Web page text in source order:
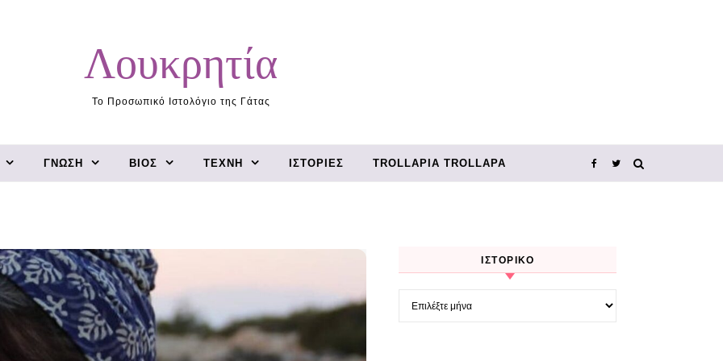
Λουκρητία
Το Προσωπικό Ιστολόγιο της Γάτας
ΓΝΏΣΗ ΒΊΟΣ ΤΈΧΝΗ ΙΣΤΟΡΊΕΣ TROLLΑΡΊΑ TROLLΑΡΆ
ΙΣΤΟΡΙΚΌ
Ιστορικό